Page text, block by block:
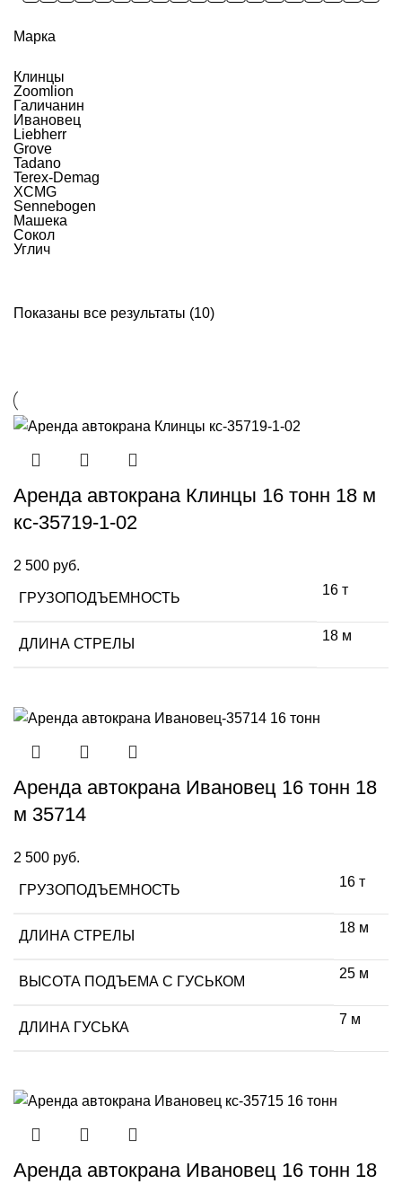
Марка
Клинцы
Zoomlion
Галичанин
Ивановец
Liebherr
Grove
Tadano
Terex-Demag
XCMG
Sennebogen
Машека
Сокол
Углич
Показаны все результаты (10)
Аренда автокрана Клинцы 16 тонн 18 м
кс-35719-1-02
2 500 руб.
ГРУЗОПОДЪЕМНОСТЬ
16 т
ДЛИНА СТРЕЛЫ
18 м
Аренда автокрана Ивановец 16 тонн 18
м 35714
2 500 руб.
ГРУЗОПОДЪЕМНОСТЬ
16 т
ДЛИНА СТРЕЛЫ
18 м
ВЫСОТА ПОДЪЕМА С ГУСЬКОМ
25 м
ДЛИНА ГУСЬКА
7 м
Аренда автокрана Ивановец 16 тонн 18